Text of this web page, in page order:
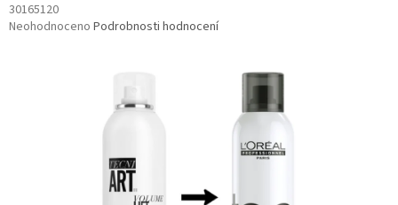
30165120
Průměrné
Neohodnoceno Podrobnosti hodnocení